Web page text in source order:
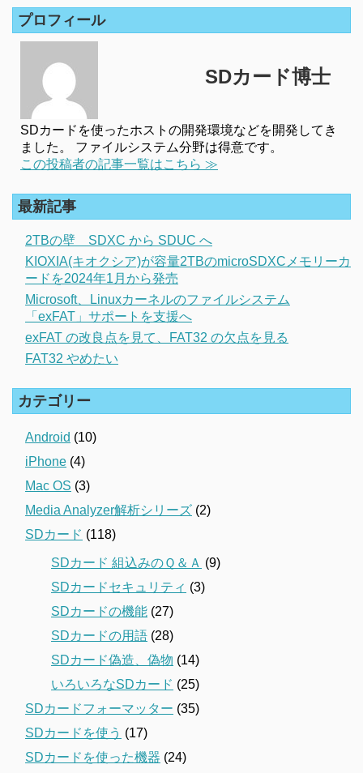
プロフィール
SDカード博士
SDカードを使ったホストの開発環境などを開発してき
ました。 ファイルシステム分野は得意です。
この投稿者の記事一覧はこちら ≫
最新記事
2TBの壁 SDXC から SDUC へ
KIOXIA(キオクシア)が容量2TBのmicroSDXCメモリーカ
ードを2024年1月から発売
Microsoft、Linuxカーネルのファイルシステム
「exFAT」サポートを支援へ
exFAT の改良点を見て、FAT32 の欠点を見る
FAT32 やめたい
カテゴリー
Android (10)
iPhone (4)
Mac OS (3)
Media Analyzer解析シリーズ (2)
SDカード (118)
SDカード 組込みのＱ＆Ａ (9)
SDカードセキュリティ (3)
SDカードの機能 (27)
SDカードの用語 (28)
SDカード偽造、偽物 (14)
いろいろなSDカード (25)
SDカードフォーマッター (35)
SDカードを使う (17)
SDカードを使った機器 (24)